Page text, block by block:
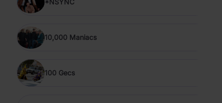
*NSYNC
10,000 Maniacs
100 Gecs